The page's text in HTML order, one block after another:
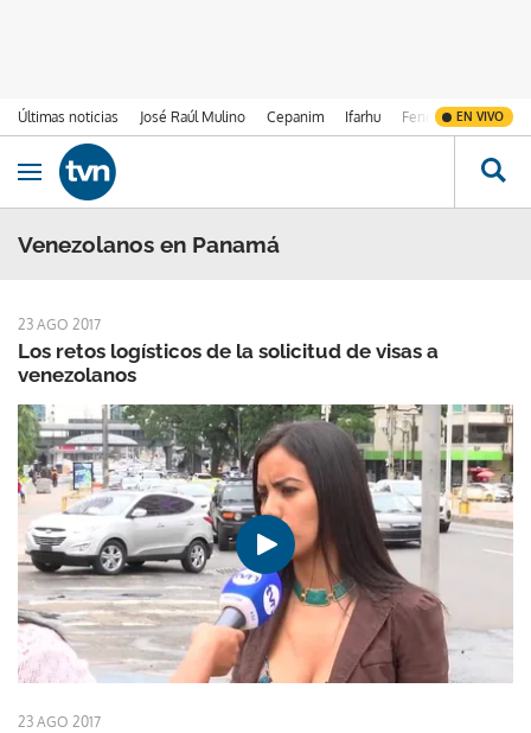
Últimas noticias José Raúl Mulino Cepanim Ifarhu Fenómeno de El
EN VIVO
Ir al contenido
Obrir navegació
Venezolanos en Panamá
23 AGO 2017
Los retos logísticos de la solicitud de visas a
venezolanos
23 AGO 2017